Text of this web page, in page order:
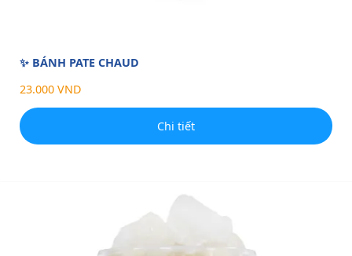
✨ BÁNH PATE CHAUD
23.000 VND
Chi tiết